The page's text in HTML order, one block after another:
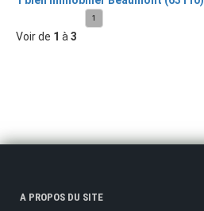
Voir de 1 à 3
1
A PROPOS DU SITE